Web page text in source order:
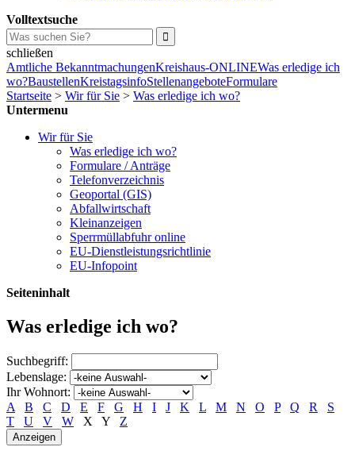
Volltextsuche
schließen
Amtliche BekanntmachungenKreishaus-ONLINEWas erledige ich
wo?BaustellenKreistagsinfoStellenangeboteFormulare
Startseite > Wir für Sie > Was erledige ich wo?
Untermenu
Wir für Sie
Was erledige ich wo?
Formulare / Anträge
Telefonverzeichnis
Geoportal (GIS)
Abfallwirtschaft
Kleinanzeigen
Sperrmüllabfuhr online
EU-Dienstleistungsrichtlinie
EU-Infopoint
Seiteninhalt
Was erledige ich wo?
Suchbegriff:
Lebenslage:
Ihr Wohnort:
A
B C D E F G H I J K L M N O P Q R
S
T
U V W X Y Z